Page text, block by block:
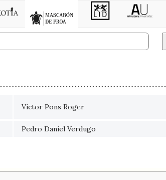
Victor Pons Roger
Pedro Daniel Verdugo